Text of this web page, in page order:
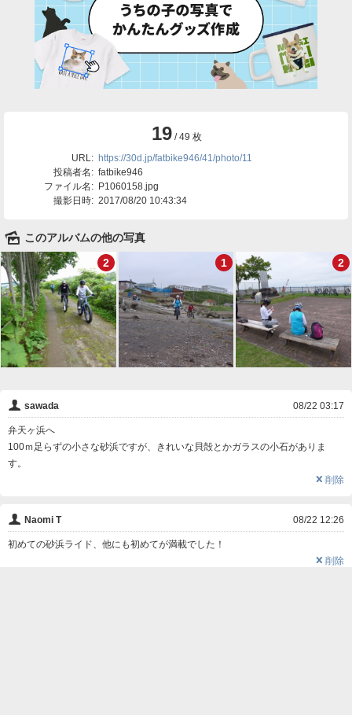
19/ 49 枚
URL: https://30d.jp/fatbike946/41/photo/11
投稿者名: fatbike946
ファイル名: P1060158.jpg
撮影日時: 2017/08/20 10:43:34
🌄 このアルバムの他の写真
2
1 2
👤 sawada 08/22 03:17
弁天ヶ浜へ
100ｍ足らずの小さな砂浜ですが、きれいな貝殻とかガラスの小石がありま
す。
❌ 削除
👤 Naomi T 08/22 12:26
初めての砂浜ライド、他にも初めてが満載でした！
❌ 削除